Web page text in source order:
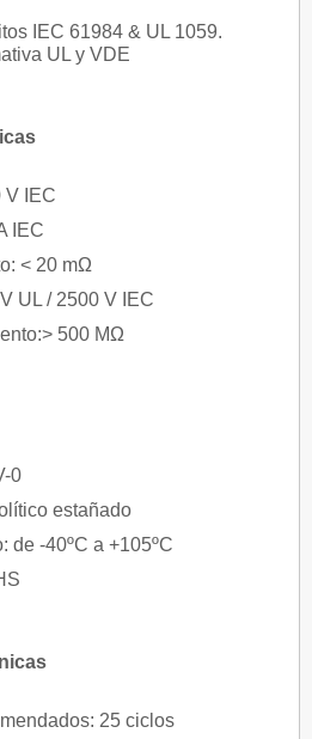
IEC 61984 & UL 1059.
UL y VDE
V IEC
IEC
< 20 mΩ
UL / 2500 V IEC
500 MΩ
0
estañado
de -40ºC a +105ºC
25 ciclos